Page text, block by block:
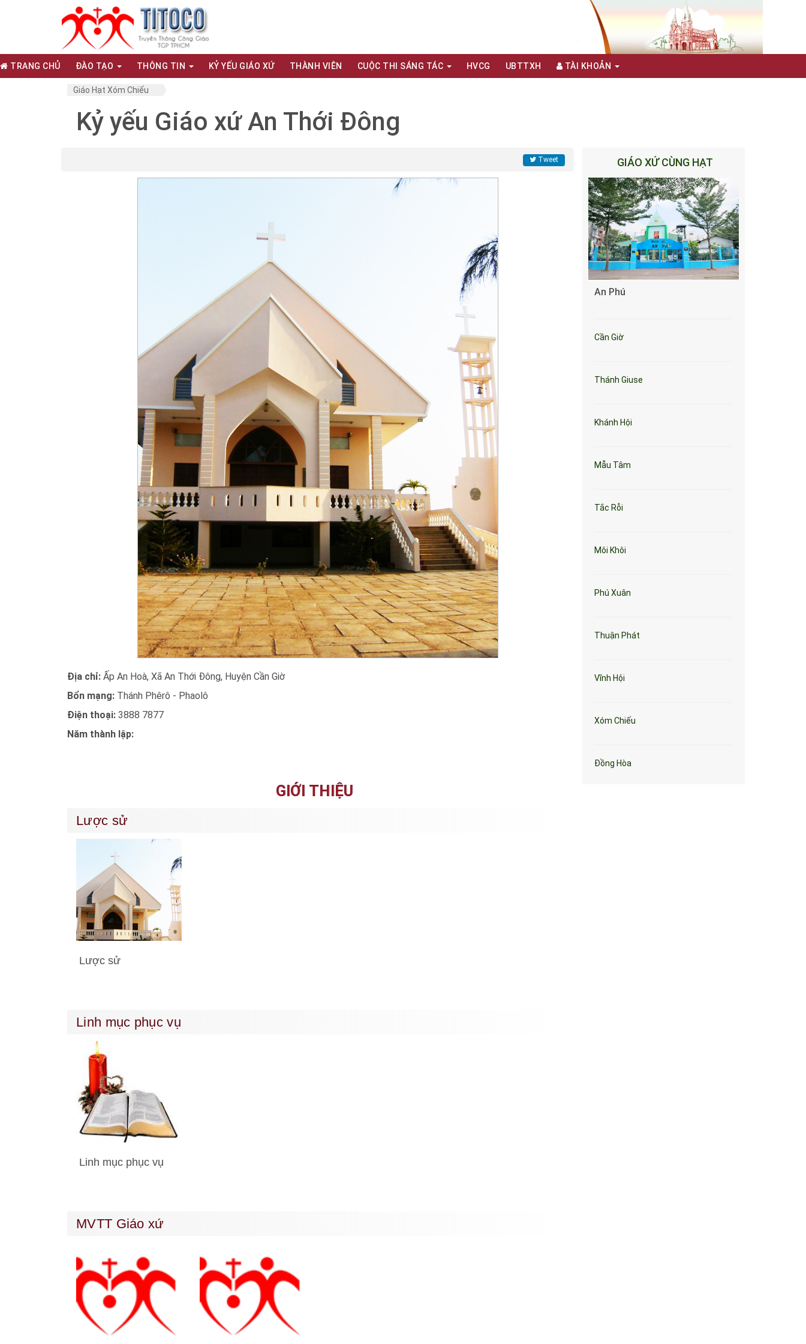
TRANG CHỦ ĐÀO TẠO THÔNG TIN KỶ YẾU GIÁO XỨ THÀNH VIÊN CUỘC THI SÁNG TÁC HVCG UBTTXH TÀI KHOẢN
Giáo Hạt Xóm Chiếu
Kỷ yếu Giáo xứ An Thới Đông
Tweet
Địa chỉ: Ấp An Hoà, Xã An Thới Đông, Huyện Cần Giờ
Bổn mạng: Thánh Phêrô - Phaolô
Điện thoại: 3888 7877
Năm thành lập:
GIỚI THIỆU
Lược sử
Lược sử
Linh mục phục vụ
Linh mục phục vụ
MVTT Giáo xứ
GIÁO XỨ CÙNG HẠT
An Phú
Cần Giờ
Thánh Giuse
Khánh Hội
Mẫu Tâm
Tắc Rỗi
Môi Khôi
Phú Xuân
Thuận Phát
Vĩnh Hội
Xóm Chiếu
Đồng Hòa